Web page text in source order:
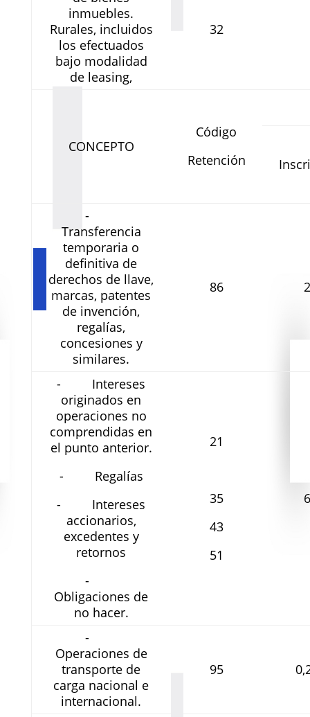
inmuebles.
Rurales, incluidos
los efectuados
bajo modalidad
de leasing,
32
CONCEPTO
Código
Retención
-
Transferencia
temporaria o
definitiva de
derechos de llave,
marcas, patentes
de invención,
regalías,
concesiones y
similares.
86
- Intereses
originados en
operaciones no
comprendidas en
el punto anterior.
- Regalías
- Intereses
accionarios,
excedentes y
retornos
-
Obligaciones de
no hacer.
21
35
43
51
-
Operaciones de
transporte de
carga nacional e
internacional.
95